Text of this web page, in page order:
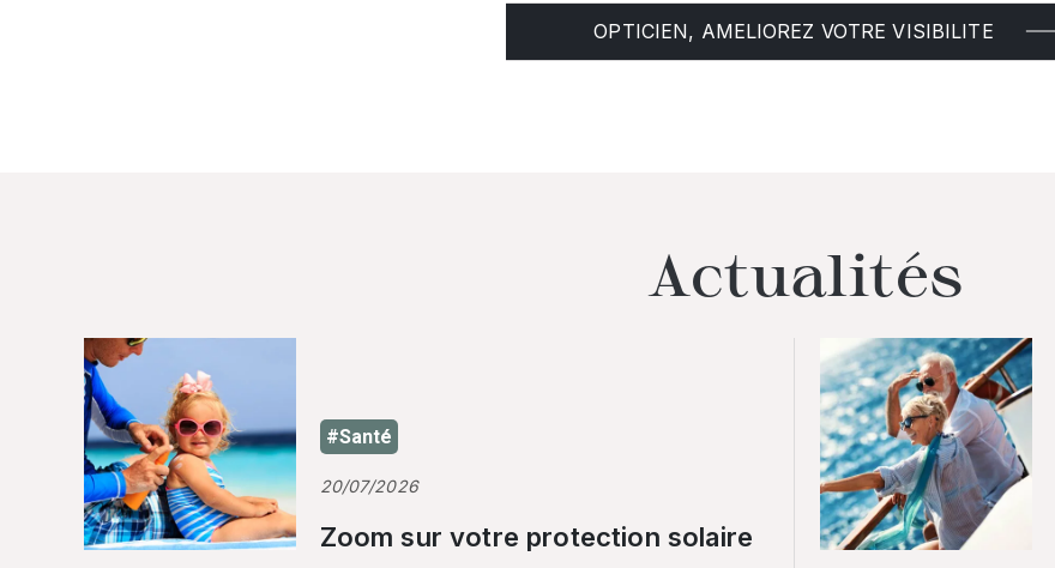
OPTICIEN, AMELIOREZ VOTRE VISIBILITE
Actualités
#Santé
20/07/2026
Zoom sur votre protection solaire